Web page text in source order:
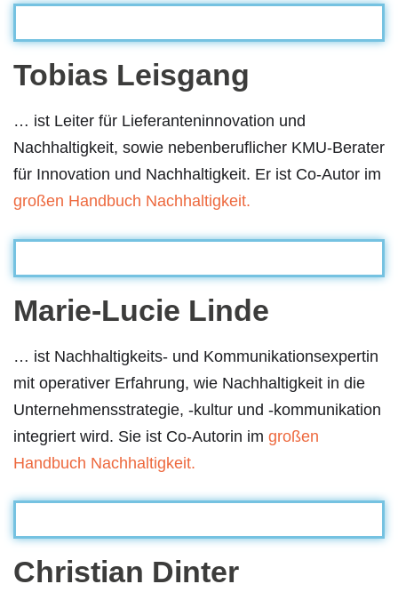
Tobias Leisgang
… ist Leiter für Lieferanteninnovation und
Nachhaltigkeit, sowie nebenberuflicher KMU-Berater
für Innovation und Nachhaltigkeit. Er ist Co-Autor im
großen Handbuch Nachhaltigkeit.
Marie-Lucie Linde
… ist Nachhaltigkeits- und Kommunikationsexpertin
mit operativer Erfahrung, wie Nachhaltigkeit in die
Unternehmensstrategie, -kultur und -kommunikation
integriert wird. Sie ist Co-Autorin im großen
Handbuch Nachhaltigkeit.
Christian Dinter